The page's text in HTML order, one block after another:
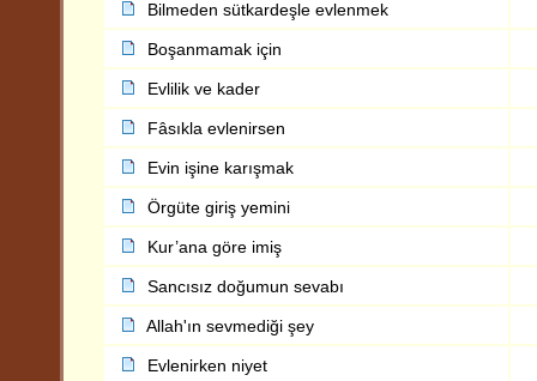
Bilmeden sütkardeşle evlenmek
Boşanmamak için
Evlilik ve kader
Fâsıkla evlenirsen
Evin işine karışmak
Örgüte giriş yemini
Kur’ana göre imiş
Sancısız doğumun sevabı
Allah'ın sevmediği şey
Evlenirken niyet